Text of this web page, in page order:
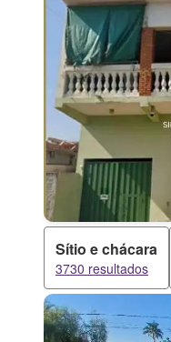
Sítio e chácara
3730 resultados